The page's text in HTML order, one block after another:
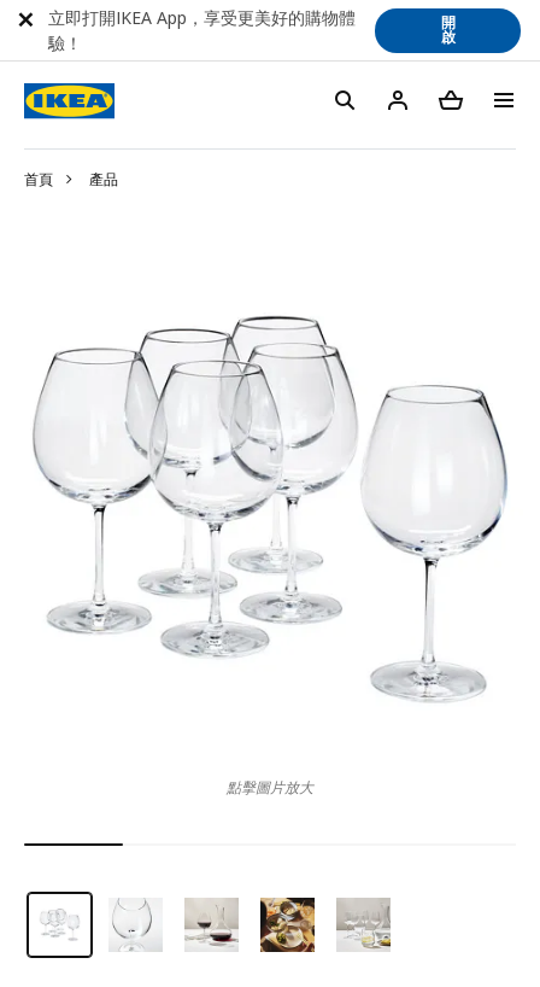
首頁 產品
點擊圖片放大
立即打開IKEA App，享受更美好的購物體
驗！
開
啟